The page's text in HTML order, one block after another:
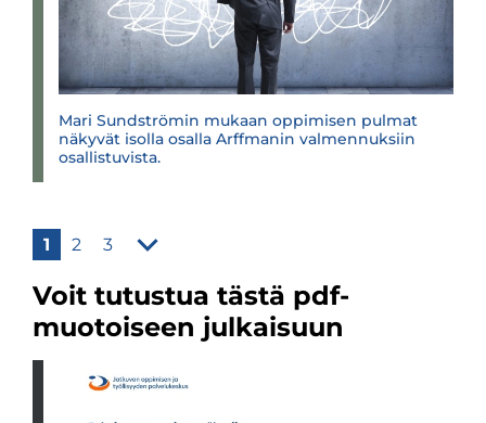
Mari Sundströmin mukaan oppimisen pulmat
näkyvät isolla osalla Arffmanin valmennuksiin
osallistuvista.
1 2 3
Voit tutustua tästä pdf-
muotoiseen julkaisuun